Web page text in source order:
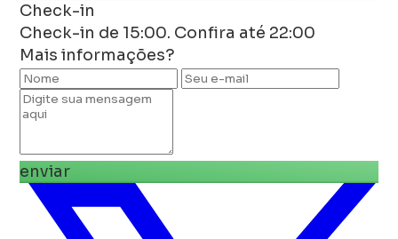
Check-in
Check-in de 15:00. Confira até 22:00
Mais informações?
enviar